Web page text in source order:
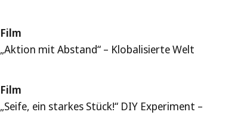
Film
„Aktion mit Abstand“ – Klobalisierte Welt
Film
„Seife, ein starkes Stück!“ DIY Experiment –